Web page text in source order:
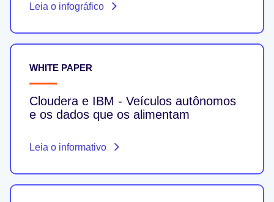
Leia o infográfico
WHITE PAPER
Cloudera e IBM - Veículos autônomos
e os dados que os alimentam
Leia o informativo